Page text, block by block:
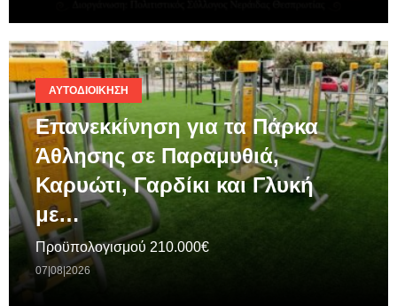
ΑΥΤΟΔΙΟΊΚΗΣΗ
Επανεκκίνηση για τα Πάρκα
Άθλησης σε Παραμυθιά,
Καρυώτι, Γαρδίκι και Γλυκή
με…
Προϋπολογισμού 210.000€
07|08|2026